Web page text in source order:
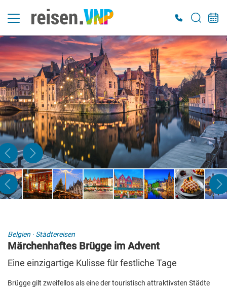
Es konnten keine gültigen Angebote gefunden werden. Bitte wenden Sie sich an
unser Service-Center.
Belgien · Städtereisen
Märchenhaftes Brügge im Advent
Eine einzigartige Kulisse für festliche Tage
Brügge gilt zweifellos als eine der touristisch attraktivsten Städte